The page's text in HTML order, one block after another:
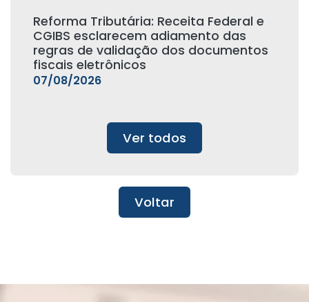
Reforma Tributária: Receita Federal e
CGIBS esclarecem adiamento das
regras de validação dos documentos
fiscais eletrônicos
07/08/2026
Ver todos
Voltar